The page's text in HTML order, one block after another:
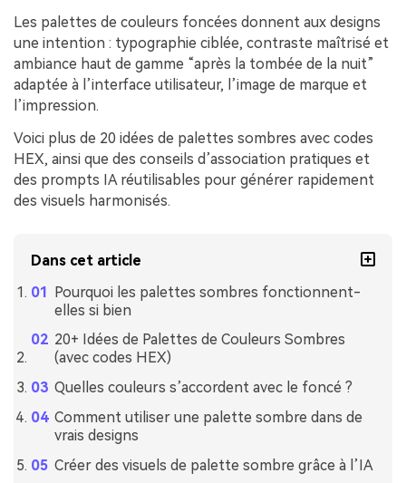
Les palettes de couleurs foncées donnent aux designs
une intention : typographie ciblée, contraste maîtrisé et
ambiance haut de gamme “après la tombée de la nuit”
adaptée à l’interface utilisateur, l’image de marque et
l’impression.
Voici plus de 20 idées de palettes sombres avec codes
HEX, ainsi que des conseils d’association pratiques et
des prompts IA réutilisables pour générer rapidement
des visuels harmonisés.
Dans cet article
Pourquoi les palettes sombres fonctionnent-
elles si bien
20+ Idées de Palettes de Couleurs Sombres
(avec codes HEX)
Quelles couleurs s’accordent avec le foncé ?
Comment utiliser une palette sombre dans de
vrais designs
Créer des visuels de palette sombre grâce à l’IA